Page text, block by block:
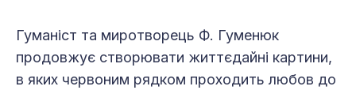
Гуманіст та миротворець Ф. Гуменюк
продовжує створювати життєдайні картини,
в яких червоним рядком проходить любов до